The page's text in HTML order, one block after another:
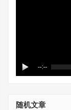
--:--
随机文章